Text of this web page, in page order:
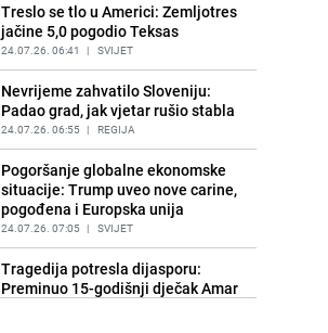
Ogromna potrošnja vode u dijelu
BiH: Inspektori krenuli u kontrole,
slijede kazne
PRIJE 2 DANA | BOSNA I HERCEGOVINA
Treslo se tlo u Americi: Zemljotres
jačine 5,0 pogodio Teksas
24.07.26. 06:41 | SVIJET
Nevrijeme zahvatilo Sloveniju:
Padao grad, jak vjetar rušio stabla
24.07.26. 06:55 | REGIJA
Pogoršanje globalne ekonomske
situacije: Trump uveo nove carine,
pogođena i Europska unija
24.07.26. 07:05 | SVIJET
Tragedija potresla dijasporu:
Preminuo 15-godišnji dječak Amar